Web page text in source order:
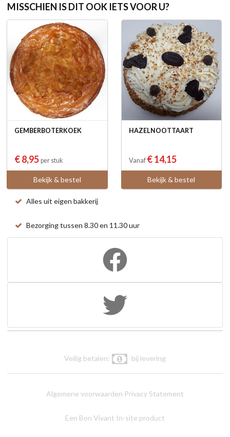
MISSCHIEN IS DIT OOK IETS VOOR U?
GEMBERBOTERKOEK
€ 8,95 per stuk
Bekijk & bestel
HAZELNOOTTAART
Vanaf € 14,15
Bekijk & bestel
Alles uit eigen bakkerij
Bezorging tussen 8.30 en 11.30 uur
Veilig betalen: bij levering
Algemene voorwaarden Privacy Statement
Een Bon Vivant In-site product